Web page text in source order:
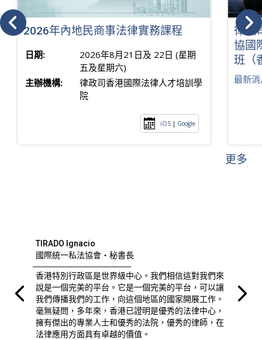
2026年內地民商事法律實務課程
日期:
2026年8月21日及 22日 (星期
五及星期六)
主辦機構:
律政司香港國際法律人才培訓學
院
iOS | Google
律政
協國
班（
最新
更多
TIRADO Ignacio
國際統一私法協會・秘書長
香港特別行政區是世界級中心。我們相信這對我們來
說是一個完美的平台。它是一個完美的平台，可以讓
我們傳播我們的工作，向這個地區的國家開展工作。
毫無疑問，多年來，香港已證明是優秀的法律中心，
擁有傑出的專業人士和優秀的法院，優秀的律師，在
法律應用方面具有卓越的價值。